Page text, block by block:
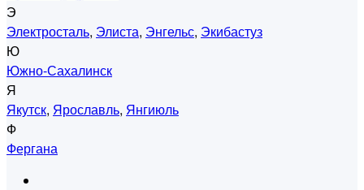
Э
Электросталь, Элиста, Энгельс, Экибастуз
Ю
Южно-Сахалинск
Я
Якутск, Ярославль, Янгиюль
Ф
Фергана